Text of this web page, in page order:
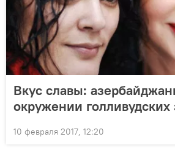
Вкус славы:
окружении голливудских
10 февраля 2017, 12:20